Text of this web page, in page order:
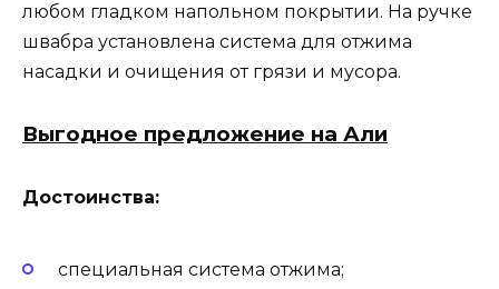
любом гладком напольном покрытии. На ручке
швабра установлена система для отжима
насадки и очищения от грязи и мусора.
Выгодное предложение на Али
Достоинства:
специальная система отжима;